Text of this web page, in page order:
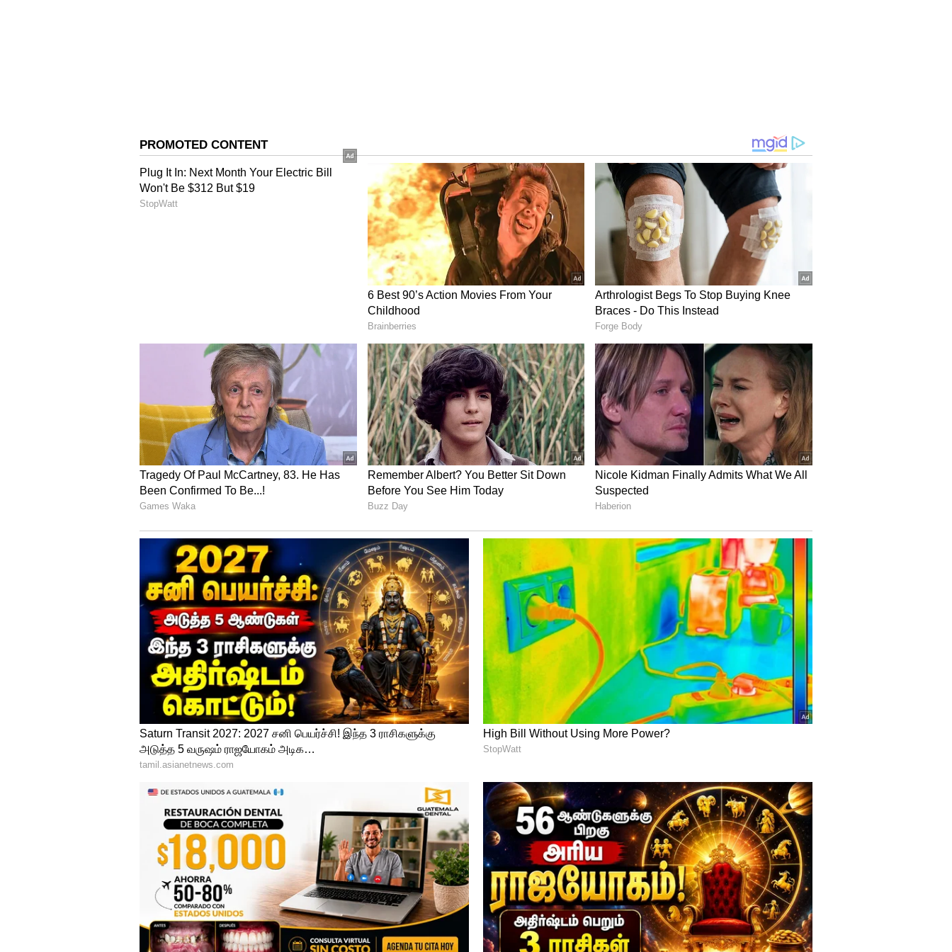
இந்த நாடுகளில் உள்ள சுகாதார அதிகாரிகள், இந்த ஊசியினால்
குழந்தைகளுக்கு ஏற்படும் பாதிப்புகளைக் கவனித்துள்ளனர். இதனால் அவர்கள்
முன்னெடுத்த ஆய்வின் முடிவில் இந்த ஊசி மருந்து மாசுபட்டிருப்பதைக்
கண்டறிந்துள்ளனர். "இந்த ஊசி எடுத்துக்கொள்ளும் நோயாளிகளின்
நோயெதிர்ப்பு அமைப்புகள் பலவீனம் அடைந்துள்ளது. இதனால் அவர்கள்
நோய்த்தொற்றுகளுக்கு ஆளாகும் அபாயம் அதிகம்" என்று WHO அறிக்கையில்
தபால் துறையின் சூப்பர்ஹிட் திட்டம்! 12 ஆயிரம் டெபாசிட் செய்தால் ஒரு
கோடியாக மாறும்!
இந்தத் தரமற்ற மருந்துப் பொருட்கள் கள்ளச்சந்தை வாயிலாக ஏமன் மற்றும்
லெபனான் நாடுகளுக்கு அனுப்பப்பட்டிருக்கலாம் என்று கருதவதாகவும் உலக
சுகாதார அமைப்பு சொல்கிறது. MTI2101BAQ என்ற மருந்து இந்தியாவில் மட்டுமே
விற்கப்பட வேண்டும். ஆனால், இவ்விரு நாடுகளும் ஒழுங்குபடுத்தப்பட்ட மருந்து
விநியோகச் சங்கிலிக்கு வெளியிலிருந்து இந்த மருந்துகளைக் கொள்முதல்
செய்துள்ளன எனவும் சொல்லப்பட்டுள்ளது.
சந்தைப்படுத்த அனுமதிக்கப்படாத தயாரிப்புகளுக்கான பாதுகாப்பிற்கு
உற்பத்தியாளரால் உத்தரவாதம் அளிக்க முடியாது என்று WHO தெரிவித்துள்ளது.
ஏமன், லெபனான் போல வேறு நாடுகளுக்கும் இந்த மருந்துகள் கள்ளச்
சந்தையில் விநியோகம் செய்யப்பட்டிருக்கலாம் என அந்த அமைப்பு கவலை
தெரிவித்துள்ளது. நோயாளிகளுக்கு தீய விளைவுகள் ஏற்படுவதைத் தடுக்க,
அசுத்தமான மருந்துகளை கண்டறிந்து புழக்கத்தில் இருந்து அகற்றுவது
முக்கியம் எனவும் வலியுறுத்தியிருக்கிறது.
கோவை இளைஞருக்கு போக்சோ சட்டத்தில் 10 ஆண்டு கடுங்காவல்
சிறை